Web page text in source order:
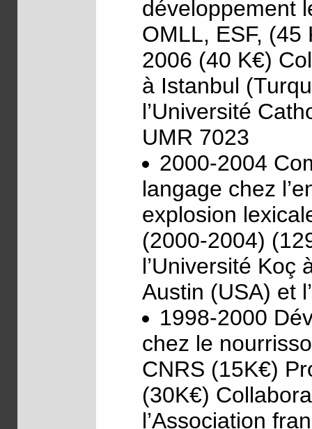
développement
OMLL, ESF, (45
2006 (40 K€)
à Istanbul
l’Université
UMR 7023
2000-2004
langage chez
explosion
(2000-2004)
l’Université Koç
Austin (USA) et
1998-2000
chez le
CNRS (15K€)
(30K€)
l’Association